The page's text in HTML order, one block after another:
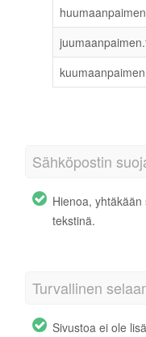
Sähköpostin
Hienoa,
tekstinä.
Turvallinen
Sivustoa ei ole